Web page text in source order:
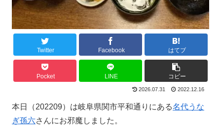
Twitter Facebook はてブ
Pocket LINE コピー
2026.07.31 2022.12.16
本日（202209）は岐阜県関市平和通りにある名代うな
ぎ孫六さんにお邪魔しました。